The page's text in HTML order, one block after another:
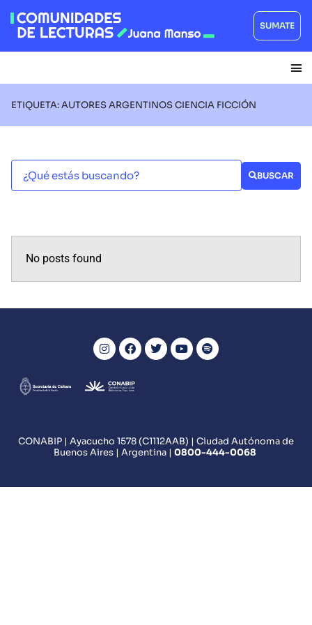
SUMATE
ETIQUETA: AUTORES ARGENTINOS CIENCIA FICCIÓN
BUSCAR
No posts found
CONABIP | Ayacucho 1578 (C1112AAB) | Ciudad Autónoma de
Buenos Aires | Argentina | 0800-444-0068